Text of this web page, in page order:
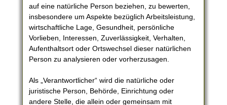
auf eine natürliche Person beziehen, zu bewerten,
insbesondere um Aspekte bezüglich Arbeitsleistung,
wirtschaftliche Lage, Gesundheit, persönliche
Vorlieben, Interessen, Zuverlässigkeit, Verhalten,
Aufenthaltsort oder Ortswechsel dieser natürlichen
Person zu analysieren oder vorherzusagen.
Als „Verantwortlicher“ wird die natürliche oder
juristische Person, Behörde, Einrichtung oder
andere Stelle, die allein oder gemeinsam mit